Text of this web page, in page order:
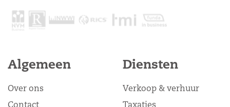
Algemeen
Over ons
Diensten
Verkoop & verhuur